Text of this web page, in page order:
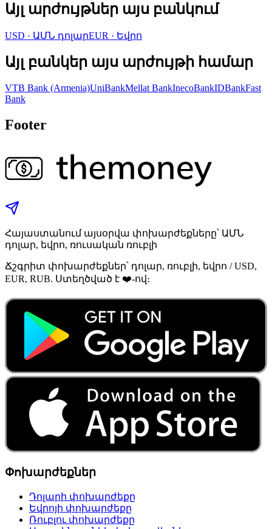
Այլ արժույթներ այս բանկում
USD · ԱՄՆ դոլարEUR · Եվրո
Այլ բանկեր այս արժույթի համար
VTB Bank (Armenia)UniBankMellat BankInecoBankIDBankFast
Bank
Footer
Հայաստանում այսօրվա փոխարժեքները՝ ԱՄՆ
դոլար, եվրո, ռուսական ռուբլի
Ճշգրիտ փոխարժեքներ՝ դոլար, ռուբլի, եվրո / USD,
EUR, RUB. Ստեղծված է ❤️-ով։
Փոխարժեքներ
Դոլարի փոխարժեքը
Եվրոյի փոխարժեքը
Ռուբլու փոխարժեքը